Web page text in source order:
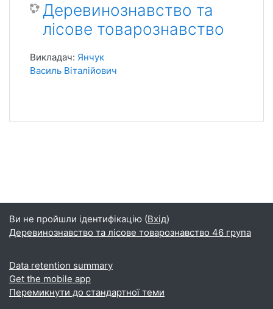
Деревинознавство та
лісове товарознавство
Викладач: Янчук
Василь Віталійович
Ви не пройшли ідентифікацію (Вхід)
Деревинознавство та лісове товарознавство 46 група
Data retention summary
Get the mobile app
Перемикнути до стандартної теми